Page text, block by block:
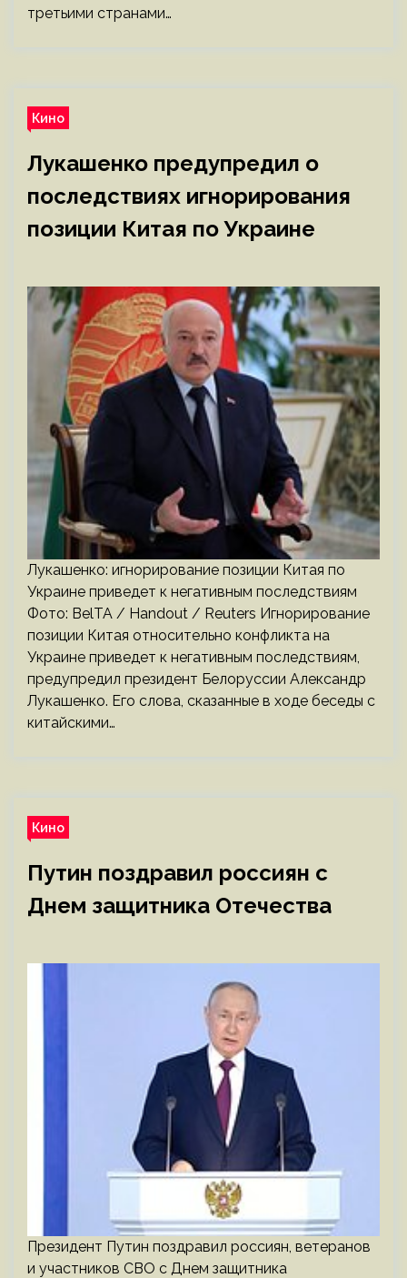
третьими странами…
Кино
Лукашенко предупредил о
последствиях игнорирования
позиции Китая по Украине
Лукашенко: игнорирование позиции Китая по
Украине приведет к негативным последствиям
Фото: BelTA / Handout / Reuters Игнорирование
позиции Китая относительно конфликта на
Украине приведет к негативным последствиям,
предупредил президент Белоруссии Александр
Лукашенко. Его слова, сказанные в ходе беседы с
китайскими…
Кино
Путин поздравил россиян с
Днем защитника Отечества
Президент Путин поздравил россиян, ветеранов
и участников СВО с Днем защитника